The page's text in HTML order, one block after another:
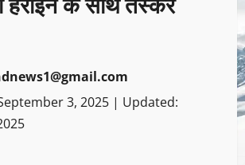
3, 2025 | Updated: